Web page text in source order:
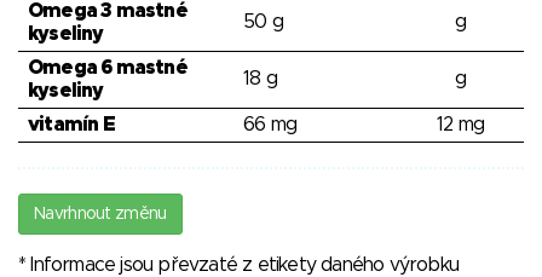
Omega 3 mastné
kyseliny
50 g g
Omega 6 mastné
kyseliny
18 g g
vitamín E 66 mg 12 mg
Navrhnout změnu
* Informace jsou převzaté z etikety daného výrobku